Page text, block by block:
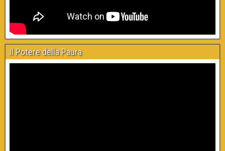
Il Potere della Paura